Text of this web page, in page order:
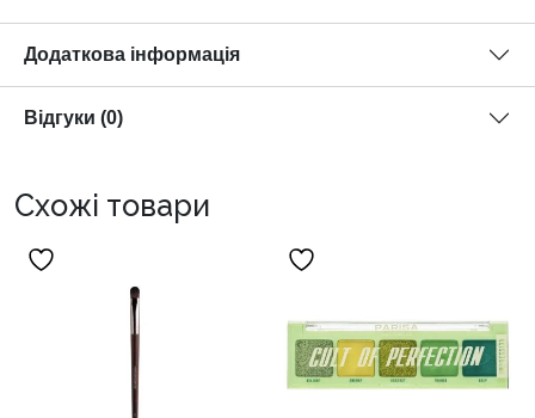
Додаткова інформація
Відгуки (0)
Схожі товари